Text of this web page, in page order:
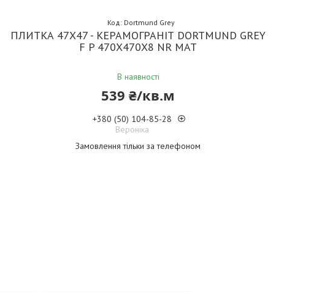
ПЛИТКА 47Х47 - КЕРАМОГРАНІТ DORTMUND GREY
F P 470X470X8 NR MAT
В наявності
Код: Dortmund Grey
539 ₴/кв.м
+380 (50) 104-85-28
Вероніка
Замовлення тільки за телефоном